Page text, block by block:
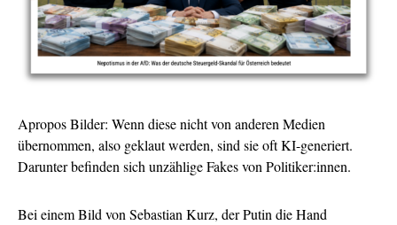
Apropos Bilder: Wenn diese nicht von anderen Medien
übernommen, also geklaut werden, sind sie oft KI-generiert.
Darunter befinden sich unzählige Fakes von Politiker:innen.
Bei einem Bild von Sebastian Kurz, der Putin die Hand